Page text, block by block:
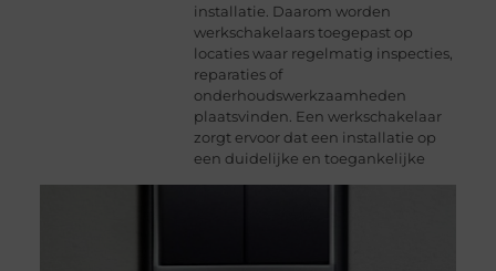
installatie. Daarom worden
werkschakelaars toegepast op
locaties waar regelmatig inspecties,
reparaties of
onderhoudswerkzaamheden
plaatsvinden. Een werkschakelaar
zorgt ervoor dat een installatie op
een duidelijke en toegankelijke